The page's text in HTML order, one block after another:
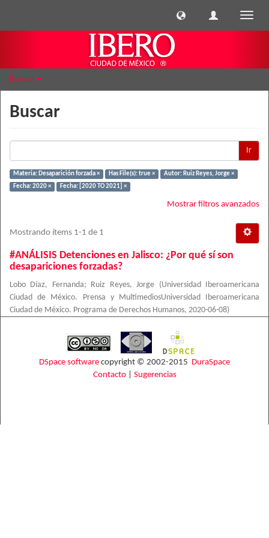
Buscar
Buscar
Ir
Materia: Desaparición forzada × Has File(s): true ×
Autor: Ruiz Reyes, Jorge ×
Fecha: 2020 ×
Fecha: [2020 TO 2021] ×
Mostrar filtros avanzados
Mostrando ítems 1-1 de 1
#ANÁLISIS Detenciones en Jalisco: ¿Por qué sí son
desapariciones forzadas?
Lobo Díaz, Fernanda; Ruiz Reyes, Jorge (Universidad Iberoamericana
Ciudad de México. Prensa y MultimediosUniversidad Iberoamericana
Ciudad de México. Programa de Derechos Humanos, 2020-06-08)
DSpace software copyright © 2002-2015 DuraSpace
Contacto| Sugerencias